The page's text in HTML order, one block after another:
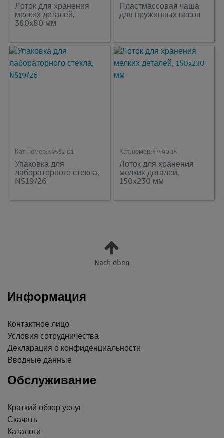
Лоток для хранения
мелких деталей,
380x80 мм
Пластмассовая чаша
для пружинных весов
Кат.номер:39582-01
Упаковка для
лабораторного стекла,
NS19/26
Кат.номер:47490-15
Лоток для хранения
мелких деталей,
150x230 мм
Nach oben
Информация
Контактное лицо
Условия сотрудничества
Декларация о конфиденциальности
Вводные данные
Обслуживание
Краткий обзор услуг
Скачать
Каталоги